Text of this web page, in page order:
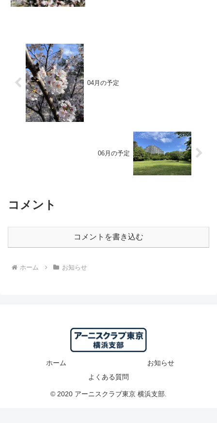
04月の予定
06月の予定
コメント
コメントを書き込む
ホーム お知らせ
ホーム
お知らせ
よくある質問
© 2020 アーニスクラブ東京 横浜支部.